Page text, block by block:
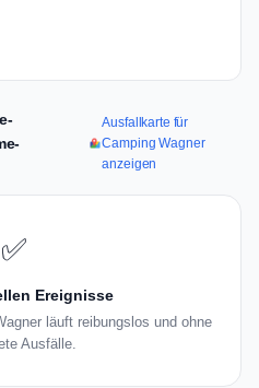
Ausfallkarte für
Camping Wagner
anzeigen
✅
Ereignisse
läuft reibungslos und ohne
Ausfälle.